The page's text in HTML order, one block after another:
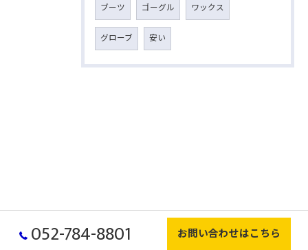
ブーツ ゴーグル ワックス
グローブ 安い
052-784-8801 お問い合わせはこちら